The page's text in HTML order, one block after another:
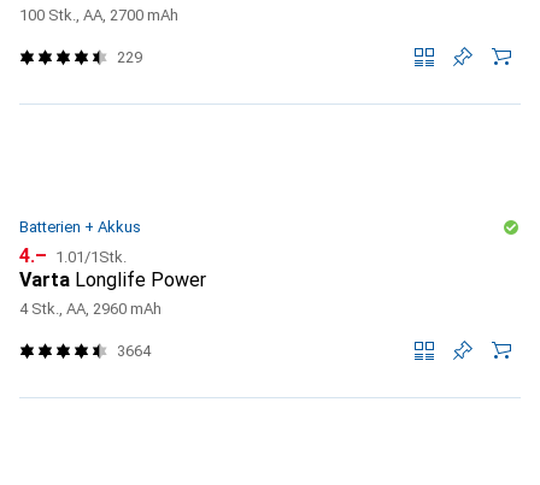
100 Stk., AA, 2700 mAh
229
Batterien + Akkus
CHF
4.– CHF
1.01/1Stk.
Varta Longlife Power
4 Stk., AA, 2960 mAh
3664